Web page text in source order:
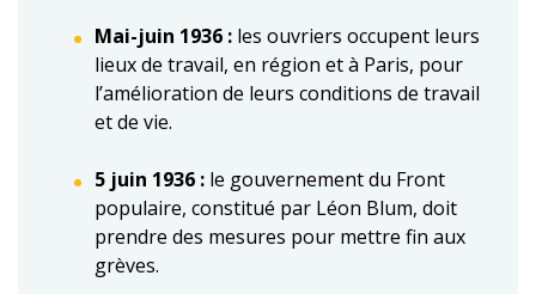
Mai-juin 1936 : les ouvriers occupent leurs
lieux de travail, en région et à Paris, pour
l’amélioration de leurs conditions de travail
et de vie.
5 juin 1936 : le gouvernement du Front
populaire, constitué par Léon Blum, doit
prendre des mesures pour mettre fin aux
grèves.